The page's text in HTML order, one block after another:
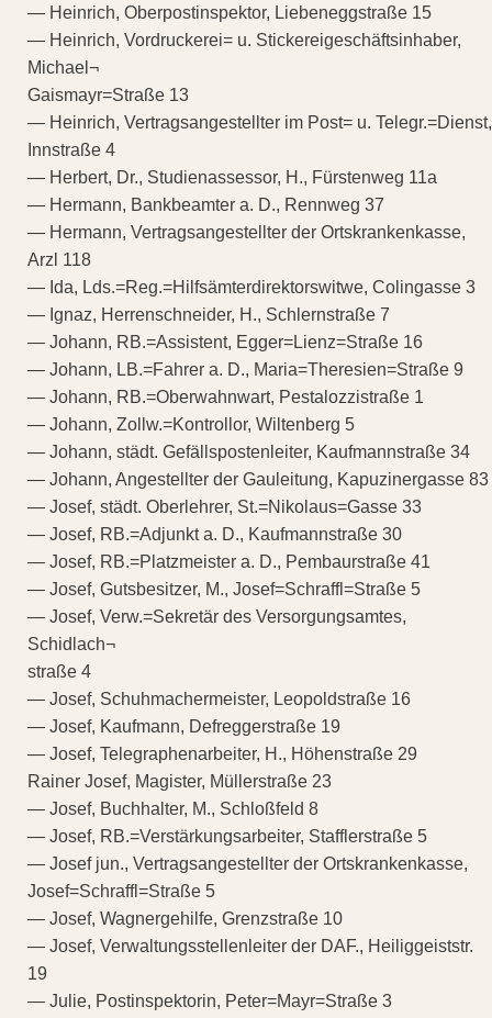
— Heinrich, Oberpostinspektor, Liebeneggstraße 15
— Heinrich, Vordruckerei= u. Stickereigeschäftsinhaber,
Michael¬
Gaismayr=Straße 13
— Heinrich, Vertragsangestellter im Post= u. Telegr.=Dienst,
Innstraße 4
— Herbert, Dr., Studienassessor, H., Fürstenweg 11a
— Hermann, Bankbeamter a. D., Rennweg 37
— Hermann, Vertragsangestellter der Ortskrankenkasse,
Arzl 118
— Ida, Lds.=Reg.=Hilfsämterdirektorswitwe, Colingasse 3
— Ignaz, Herrenschneider, H., Schlernstraße 7
— Johann, RB.=Assistent, Egger=Lienz=Straße 16
— Johann, LB.=Fahrer a. D., Maria=Theresien=Straße 9
— Johann, RB.=Oberwahnwart, Pestalozzistraße 1
— Johann, Zollw.=Kontrollor, Wiltenberg 5
— Johann, städt. Gefällspostenleiter, Kaufmannstraße 34
— Johann, Angestellter der Gauleitung, Kapuzinergasse 83
— Josef, städt. Oberlehrer, St.=Nikolaus=Gasse 33
— Josef, RB.=Adjunkt a. D., Kaufmannstraße 30
— Josef, RB.=Platzmeister a. D., Pembaurstraße 41
— Josef, Gutsbesitzer, M., Josef=Schraffl=Straße 5
— Josef, Verw.=Sekretär des Versorgungsamtes,
Schidlach¬
straße 4
— Josef, Schuhmachermeister, Leopoldstraße 16
— Josef, Kaufmann, Defreggerstraße 19
— Josef, Telegraphenarbeiter, H., Höhenstraße 29
Rainer Josef, Magister, Müllerstraße 23
— Josef, Buchhalter, M., Schloßfeld 8
— Josef, RB.=Verstärkungsarbeiter, Stafflerstraße 5
— Josef jun., Vertragsangestellter der Ortskrankenkasse,
Josef=Schraffl=Straße 5
— Josef, Wagnergehilfe, Grenzstraße 10
— Josef, Verwaltungsstellenleiter der DAF., Heiliggeiststr.
19
— Julie, Postinspektorin, Peter=Mayr=Straße 3